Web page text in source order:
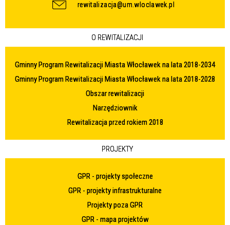
rewitalizacja@um.wloclawek.pl
O REWITALIZACJI
Gminny Program Rewitalizacji Miasta Włocławek na lata 2018-2034
Gminny Program Rewitalizacji Miasta Włocławek na lata 2018-2028
Obszar rewitalizacji
Narzędziownik
Rewitalizacja przed rokiem 2018
PROJEKTY
GPR - projekty społeczne
GPR - projekty infrastrukturalne
Projekty poza GPR
GPR - mapa projektów